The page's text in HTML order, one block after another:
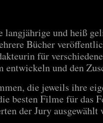
langjährige und heiß
Bücher
für
und den
die jeweils ihre
besten Filme für das
der Jury ausgewählt